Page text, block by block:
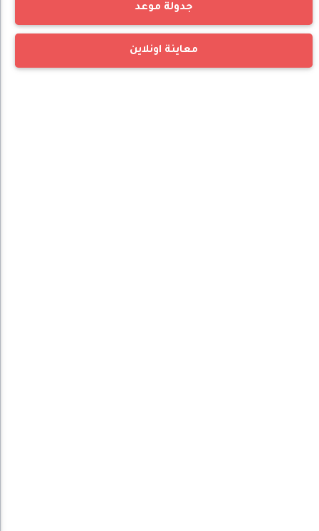
جدولة موعد
معاينة اونلاين